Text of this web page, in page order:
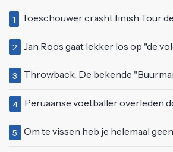
1 Toeschouwer crasht finish Tour de France,
2 Jan Roos gaat lekker los op "de volgezogen
3 Throwback: De bekende "Buurman, wat doet u nu?"-
4 Peruaanse voetballer overleden door blikseminslag
5 Om te vissen heb je helemaal